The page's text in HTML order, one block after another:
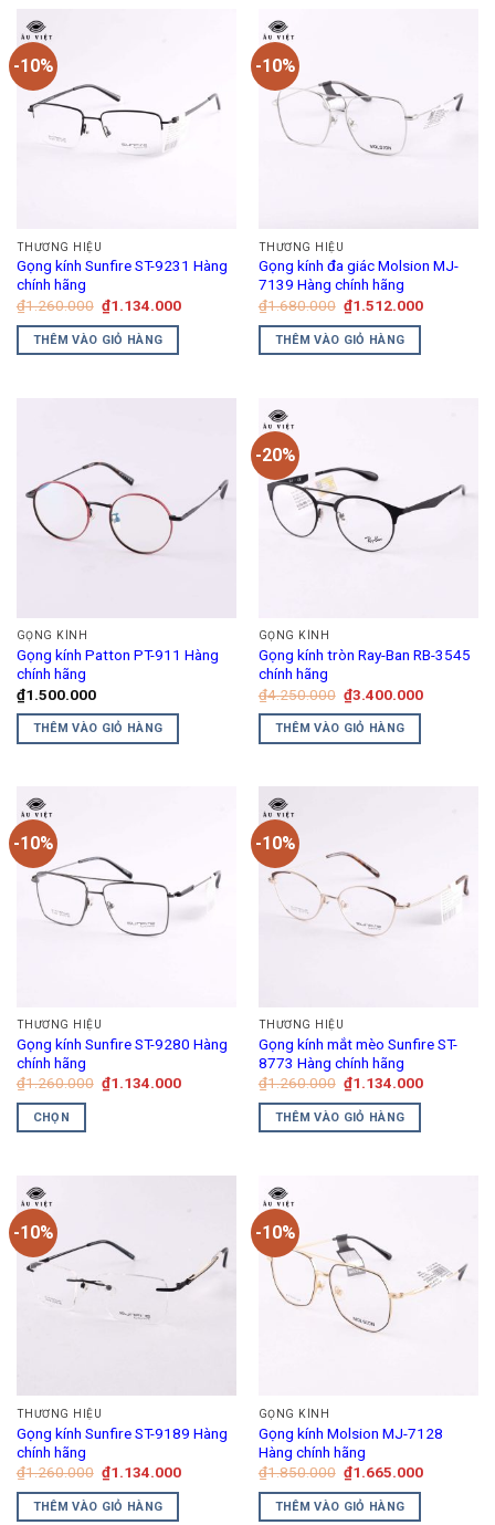
-10%
THƯƠNG HIỆU
Gọng kính Sunfire ST-9231 Hàng
chính hãng
₫1.260.000 Giá
gốc
là:
₫1.260.000.
₫1.134.000Giá
THÊM VÀO GIỎ HÀNG
-10%
THƯƠNG HIỆU
Gọng kính đa giác Molsion MJ-
7139 Hàng chính hãng
₫1.680.000 Giá
gốc
là:
₫1.680.000.
₫1.512.000Giá
THÊM VÀO GIỎ HÀNG
GỌNG KÍNH
Gọng kính Patton PT-911 Hàng
chính hãng
₫1.500.000
THÊM VÀO GIỎ HÀNG
-20%
GỌNG KÍNH
Gọng kính tròn Ray-Ban RB-3545
chính hãng
₫4.250.000 Giá
gốc
là:
₫4.250.000.
₫3.400.000Giá
THÊM VÀO GIỎ HÀNG
-10%
THƯƠNG HIỆU
Gọng kính Sunfire ST-9280 Hàng
chính hãng
₫1.260.000 Giá
gốc
₫1.134.000Giá
CHỌN
này
có
nhiều
biến
thể
được
chọn
trên
trang
sản
-10%
THƯƠNG HIỆU
Gọng kính mắt mèo Sunfire ST-
8773 Hàng chính hãng
₫1.260.000 Giá
gốc
là:
₫1.260.000.
₫1.134.000Giá
THÊM VÀO GIỎ HÀNG
-10%
THƯƠNG HIỆU
Gọng kính Sunfire ST-9189 Hàng
chính hãng
₫1.260.000 Giá
gốc
là:
₫1.260.000.
₫1.134.000Giá
THÊM VÀO GIỎ HÀNG
-10%
GỌNG KÍNH
Gọng kính Molsion MJ-7128
Hàng chính hãng
₫1.850.000 Giá
gốc
là:
₫1.850.000.
₫1.665.000Giá
THÊM VÀO GIỎ HÀNG